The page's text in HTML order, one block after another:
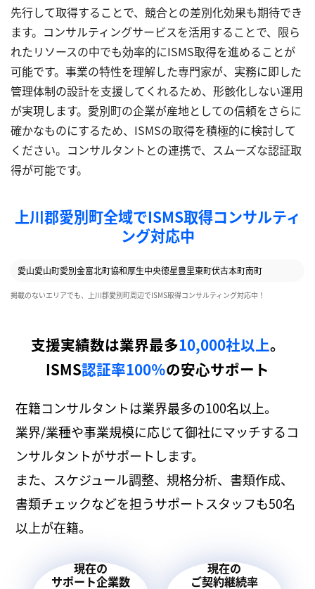
先行して取得することで、競合との差別化効果も期待でき
ます。コンサルティングサービスを活用することで、限ら
れたリソースの中でも効率的にISMS取得を進めることが
可能です。事業の特性を理解した専門家が、実務に即した
管理体制の設計を支援してくれるため、形骸化しない運用
が実現します。愛別町の企業が産地としての信頼をさらに
確かなものにするため、ISMSの取得を積極的に検討して
ください。コンサルタントとの連携で、スムーズな認証取
得が可能です。
上川郡愛別町全域でISMS取得コンサルティ
ング対応中
愛山愛山町愛別金富北町協和厚生中央徳星豊里東町伏古本町南町
掲載のないエリアでも、上川郡愛別町周辺でISMS取得コンサルティング対応中！
支援実績数は業界最多10,000社以上。
ISMS認証率100％の安心サポート
在籍コンサルタントは業界最多の100名以上。
業界/業種や事業規模に応じて御社にマッチするコ
ンサルタントがサポートします。
また、スケジュール調整、規格分析、書類作成、
書類チェックなどを担うサポートスタッフも50名
以上が在籍。
現在の
サポート企業数
現在の
ご契約継続率